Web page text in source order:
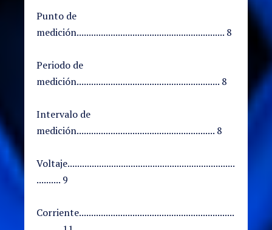
Punto de
medición............................................................. 8
Periodo de
medición........................................................... 8
Intervalo de
medición......................................................... 8
Voltaje.....................................................................
.......... 9
Corriente................................................................